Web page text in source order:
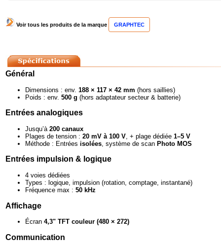
Voir tous les produits de la marque GRAPHTEC
Général
Dimensions : env. 188 × 117 × 42 mm (hors saillies)
Poids : env. 500 g (hors adaptateur secteur & batterie)
Entrées analogiques
Jusqu’à 200 canaux
Plages de tension : 20 mV à 100 V , + plage dédiée 1–5 V
Méthode : Entrées isolées , système de scan Photo MOS
Entrées impulsion & logique
4 voies dédiées
Types : logique, impulsion (rotation, comptage, instantané)
Fréquence max : 50 kHz
Affichage
Écran 4,3" TFT couleur (480 × 272)
Communication